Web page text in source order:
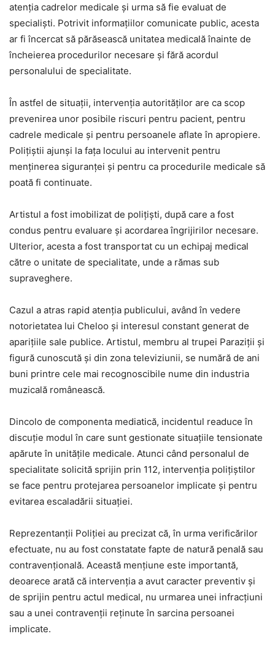
atenția cadrelor medicale și urma să fie evaluat de
specialiști. Potrivit informațiilor comunicate public, acesta
ar fi încercat să părăsească unitatea medicală înainte de
încheierea procedurilor necesare și fără acordul
personalului de specialitate.
În astfel de situații, intervenția autorităților are ca scop
prevenirea unor posibile riscuri pentru pacient, pentru
cadrele medicale și pentru persoanele aflate în apropiere.
Polițiștii ajunși la fața locului au intervenit pentru
menținerea siguranței și pentru ca procedurile medicale să
poată fi continuate.
Artistul a fost imobilizat de polițiști, după care a fost
condus pentru evaluare și acordarea îngrijirilor necesare.
Ulterior, acesta a fost transportat cu un echipaj medical
către o unitate de specialitate, unde a rămas sub
supraveghere.
Cazul a atras rapid atenția publicului, având în vedere
notorietatea lui Cheloo și interesul constant generat de
aparițiile sale publice. Artistul, membru al trupei Paraziții și
figură cunoscută și din zona televiziunii, se numără de ani
buni printre cele mai recognoscibile nume din industria
muzicală românească.
Dincolo de componenta mediatică, incidentul readuce în
discuție modul în care sunt gestionate situațiile tensionate
apărute în unitățile medicale. Atunci când personalul de
specialitate solicită sprijin prin 112, intervenția polițiștilor
se face pentru protejarea persoanelor implicate și pentru
evitarea escaladării situației.
Reprezentanții Poliției au precizat că, în urma verificărilor
efectuate, nu au fost constatate fapte de natură penală sau
contravențională. Această mențiune este importantă,
deoarece arată că intervenția a avut caracter preventiv și
de sprijin pentru actul medical, nu urmarea unei infracțiuni
sau a unei contravenții reținute în sarcina persoanei
implicate.